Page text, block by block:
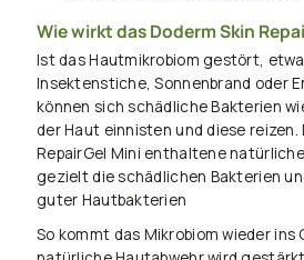
Wie wirkt das Doderm Skin
Ist das Hautmikrobiom gestört,
Insektenstiche, Sonnenbrand oder
können sich schädliche Bakterien
der Haut einnisten und diese reizen.
RepairGel Mini enthaltene
gezielt die schädlichen Bakterien
guter Hautbakterien
So kommt das Mikrobiom wieder